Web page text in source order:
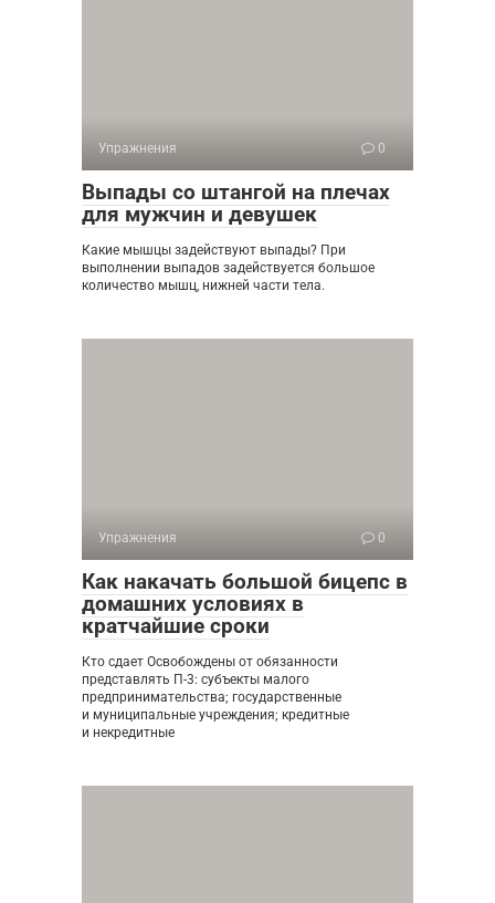
Упражнения 0
Выпады со штангой на плечах
для мужчин и девушек
Какие мышцы задействуют выпады? При
выполнении выпадов задействуется большое
количество мышц, нижней части тела.
Упражнения 0
Как накачать большой бицепс в
домашних условиях в
кратчайшие сроки
Кто сдает Освобождены от обязанности
представлять П-3: субъекты малого
предпринимательства; государственные
и муниципальные учреждения; кредитные
и некредитные